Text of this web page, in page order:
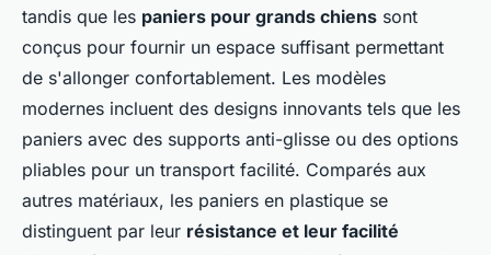
tandis que les paniers pour grands chiens sont
conçus pour fournir un espace suffisant permettant
de s'allonger confortablement. Les modèles
modernes incluent des designs innovants tels que les
paniers avec des supports anti-glisse ou des options
pliables pour un transport facilité. Comparés aux
autres matériaux, les paniers en plastique se
distinguent par leur résistance et leur facilité